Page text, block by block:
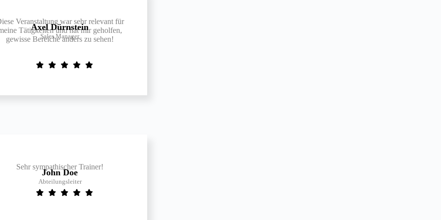
Axel Dürnstein
Sales Manager
Veranstaltung war sehr relevant für
Tätigkeiten und hat mir geholfen,
gewisse Bereiche anders zu sehen!
John Doe
Abteilungsleiter
Sehr sympathischer Trainer!​